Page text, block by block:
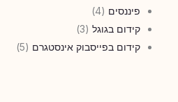
פיננסים (4)
קידום בגוגל (3)
קידום בפייסבוק אינסטגרם (5)